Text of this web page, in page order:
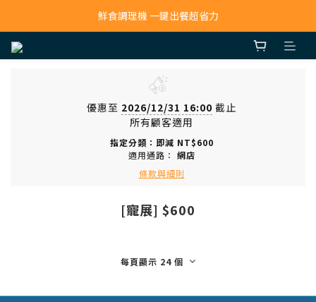
寵物吸毛機 吸毛清淨抗敏一次搞定
鮮食調理機 一鍵出餐超省力
優惠至 2026/12/31 16:00 截止
所有顧客適用
指定分類：即減 NT$600
適用通路： 網店
條款與細則
[寵展] $600
每頁顯示 24 個